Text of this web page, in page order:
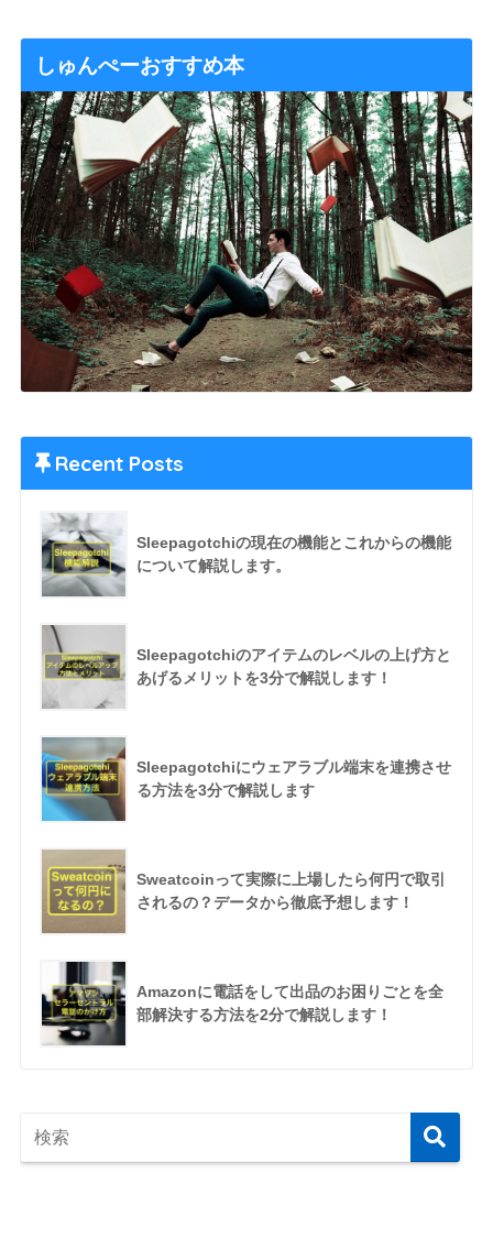
しゅんぺーおすすめ本
Recent Posts
Sleepagotchiの現在の機能とこれからの機能
について解説します。
Sleepagotchiのアイテムのレベルの上げ方と
あげるメリットを3分で解説します！
Sleepagotchiにウェアラブル端末を連携させ
る方法を3分で解説します
Sweatcoinって実際に上場したら何円で取引
されるの？データから徹底予想します！
Amazonに電話をして出品のお困りごとを全
部解決する方法を2分で解説します！